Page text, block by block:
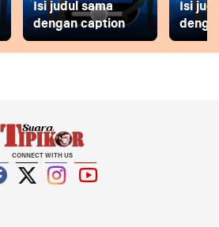
Isi judul sama
dengan caption
Isi
CONNECT WITH US